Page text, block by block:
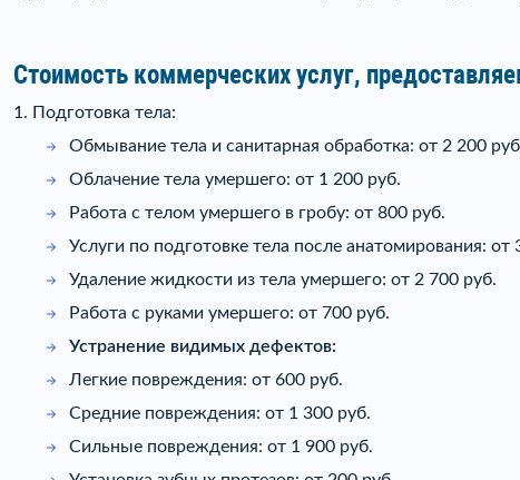
Стоимость коммерческих услуг,
1. Подготовка тела:
Обмывание тела и санитарная обработка: от 2 200
Облачение тела умершего: от 1 200 руб.
Работа с телом умершего в гробу: от 800 руб.
Услуги по подготовке тела после анатомирования: от
Удаление жидкости из тела умершего: от 2 700 руб.
Работа с руками умершего: от 700 руб.
Устранение видимых дефектов:
Легкие повреждения: от 600 руб.
Средние повреждения: от 1 300 руб.
Сильные повреждения: от 1 900 руб.